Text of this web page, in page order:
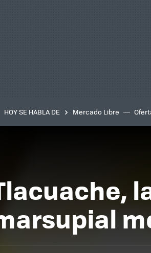
HOY SE HABLA DE Mercado Libre